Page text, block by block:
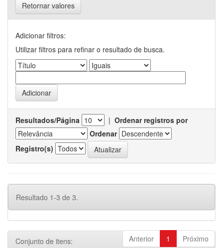
Retornar valores
Adicionar filtros:
Utilizar filtros para refinar o resultado de busca.
Resultados/Página | Ordenar registros por
Ordenar
Registro(s)
Resultado 1-3 de 3.
Anterior 1 Próximo
Conjunto de itens: